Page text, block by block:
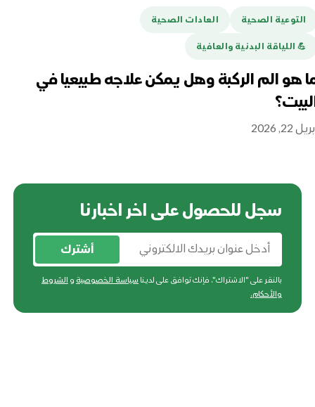
التوعية الصحية العادات الصحية
💪️ اللياقة البدنية والعافية
هو الم الركبة وهل يمكن علاجه طبيعيا في
22, 2026
سجل للحصول على اخر اخبارنا
أشترك
بالنقر على "الاشتراك"، فإنك توافق على لدينا سياسة الخصوصية و الشروط
والأحكام.